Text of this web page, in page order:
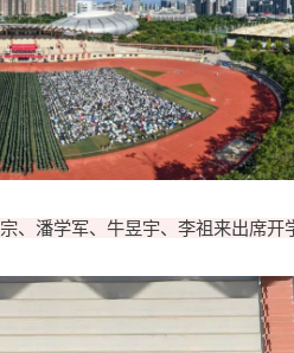
、潘学军、牛昱宇、李祖来出席开